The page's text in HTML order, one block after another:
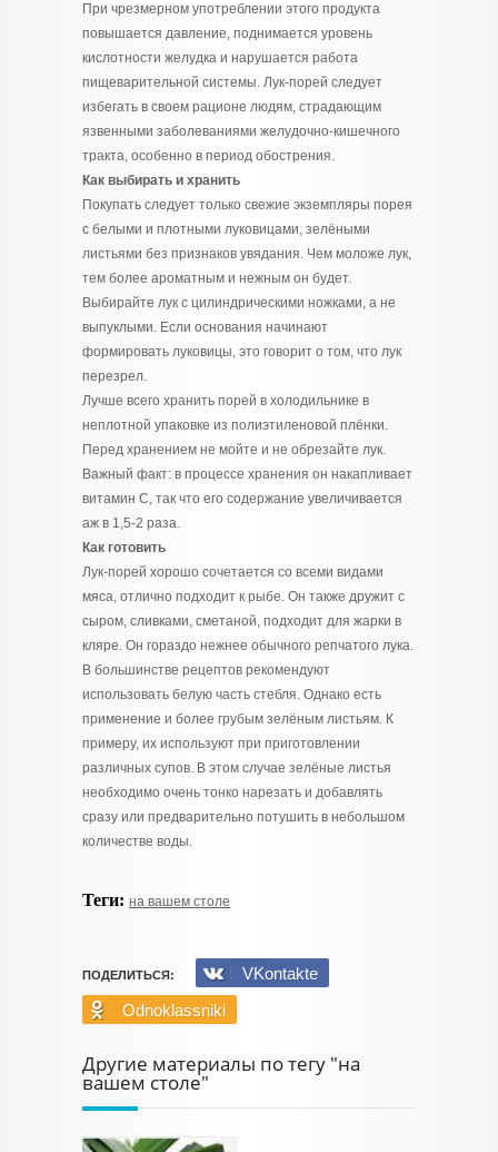
При чрезмерном употреблении этого продукта
повышается давление, поднимается уровень
кислотности желудка и нарушается работа
пищеварительной системы. Лук-порей следует
избегать в своем рационе людям, страдающим
язвенными заболеваниями желудочно-кишечного
тракта, особенно в период обострения.
Как выбирать и хранить
Покупать следует только свежие экземпляры порея
с белыми и плотными луковицами, зелёными
листьями без признаков увядания. Чем моложе лук,
тем более ароматным и нежным он будет.
Выбирайте лук с цилиндрическими ножками, а не
выпуклыми. Если основания начинают
формировать луковицы, это говорит о том, что лук
перезрел.
Лучше всего хранить порей в холодильнике в
неплотной упаковке из полиэтиленовой плёнки.
Перед хранением не мойте и не обрезайте лук.
Важный факт: в процессе хранения он накапливает
витамин С, так что его содержание увеличивается
аж в 1,5-2 раза.
Как готовить
Лук-порей хорошо сочетается со всеми видами
мяса, отлично подходит к рыбе. Он также дружит с
сыром, сливками, сметаной, подходит для жарки в
кляре. Он гораздо нежнее обычного репчатого лука.
В большинстве рецептов рекомендуют
использовать белую часть стебля. Однако есть
применение и более грубым зелёным листьям. К
примеру, их используют при приготовлении
различных супов. В этом случае зелёные листья
необходимо очень тонко нарезать и добавлять
сразу или предварительно потушить в небольшом
количестве воды.
Теги: на вашем столе
ПОДЕЛИТЬСЯ:
VKontakte
Odnoklassniki
Другие материалы по тегу "на
вашем столе"